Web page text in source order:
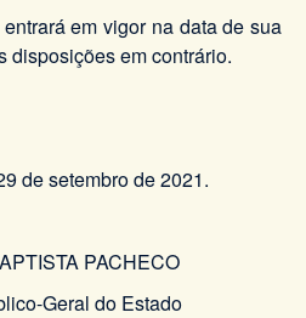
em vigor na data de sua
disposições em contrário.
de setembro de 2021.
PACHECO
Geral do Estado